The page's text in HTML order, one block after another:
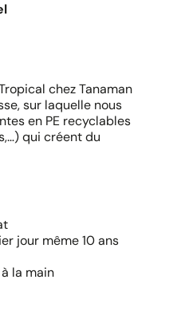
chez Tanaman
sur laquelle nous
en PE recyclables
qui créent du
jour même 10 ans
la main